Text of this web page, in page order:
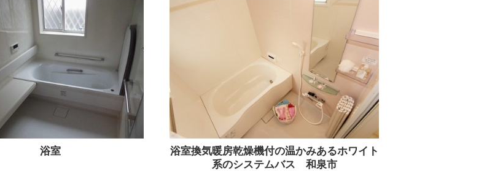
浴室
浴室換気暖房乾燥機付の温かみあるホワイト
系のシステムバス 和泉市